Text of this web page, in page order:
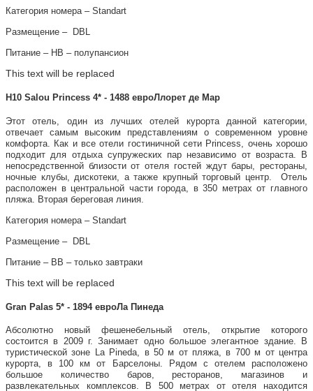
Категория номера – Standart
Размещение – DBL
Питание – НВ – полупансион
This text will be replaced
H10 Salou Princess 4* - 1488 евроЛлорет де Мар
Этот отель, один из лучших отелей курорта данной категории,
отвечает самым высоким представлениям о современном уровне
комфорта. Как и все отели гостиничной сети Princess, очень хорошо
подходит для отдыха супружеских пар независимо от возраста. В
непосредственной близости от отеля гостей ждут бары, рестораны,
ночные клубы, дискотеки, а также крупный торговый центр. Отель
расположен в центральной части города, в 350 метрах от главного
пляжа. Вторая береговая линия.
Категория номера – Standart
Размещение – DBL
Питание – ВВ – только завтраки
This text will be replaced
Gran Palas 5* - 1894 евроЛа Пинеда
Абсолютно новый фешенебельный отель, открытие которого
состоится в 2009 г. Занимает одно большое элегантное здание. В
туристической зоне La Pineda, в 50 м от пляжа, в 700 м от центра
курорта, в 100 км от Барселоны. Рядом с отелем расположено
большое количество баров, ресторанов, магазинов и
развлекательных комплексов. В 500 метрах от отеля находится